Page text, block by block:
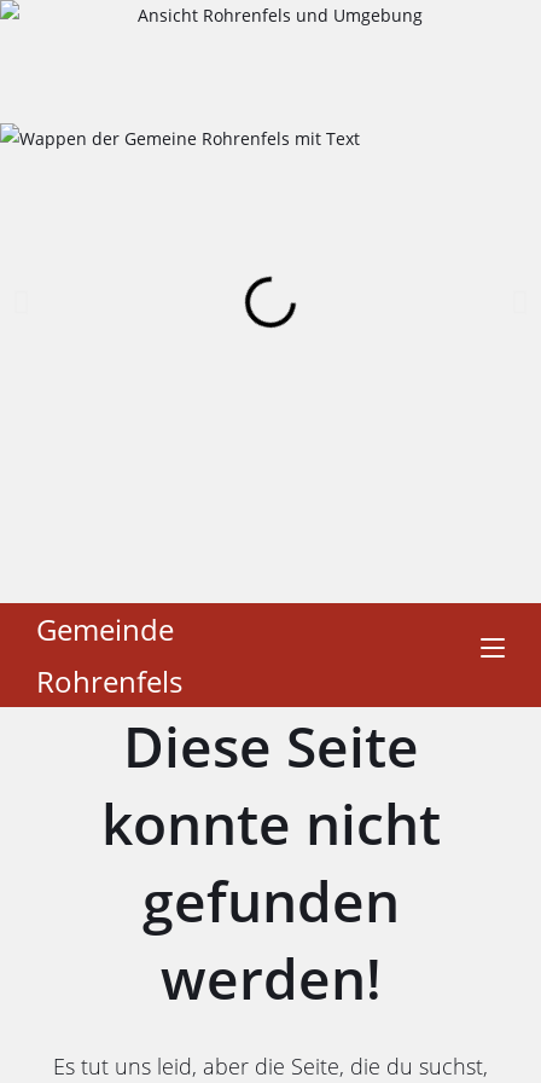
Gemeinde
Rohrenfels
Diese Seite
konnte nicht
gefunden
werden!
Es tut uns leid, aber die Seite, die du suchst,